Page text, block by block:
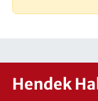
Hendek